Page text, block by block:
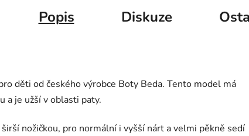
Popis Diskuze
děti od českého výrobce Boty Beda. Tento model má
a je užší v oblasti paty.
nožičkou, pro normální i vyšší nárt a velmi pěkně sedí